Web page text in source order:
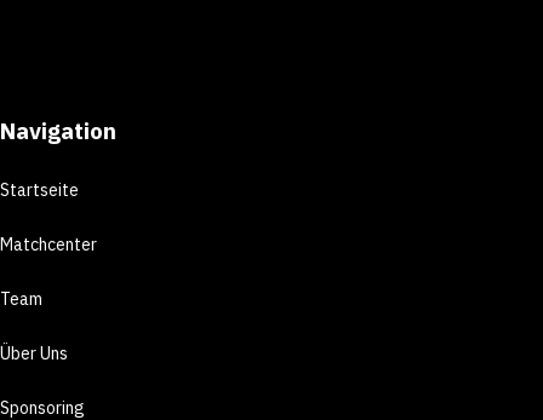
Navigation
Startseite
Matchcenter
Team
Über Uns
Sponsoring